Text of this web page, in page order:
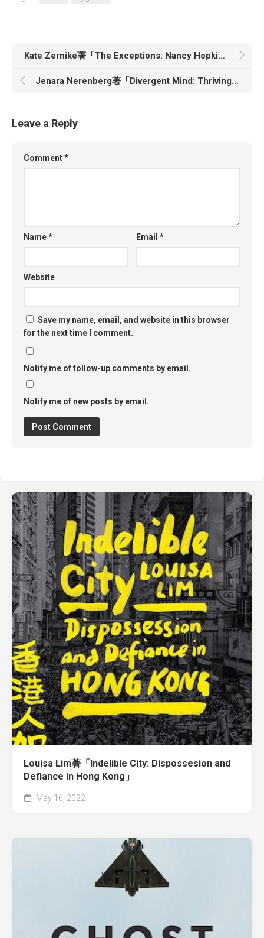
Kate Zernike著「The Exceptions: Nancy Hopkins, MIT, and the Fight for Women in Science」
Jenara Nerenberg著「Divergent Mind: Thriving in a World That Wasn’t Designed for You」
Leave a Reply
Comment*
Name* Email*
Website
Save my name, email, and website in this browser
for the next time I comment.
Notify me of follow-up comments by email.
Notify me of new posts by email.
Louisa Lim著「Indelible City: Dispossesion and
Defiance in Hong Kong」
May 16, 2022